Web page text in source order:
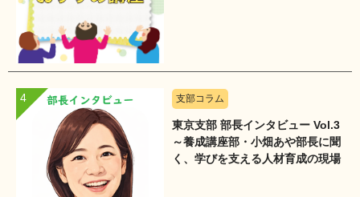
支部コラム
東京支部 部長インタビュー Vol.3
～養成講座部・小畑あや部長に聞
く、学びを支える人材育成の現場